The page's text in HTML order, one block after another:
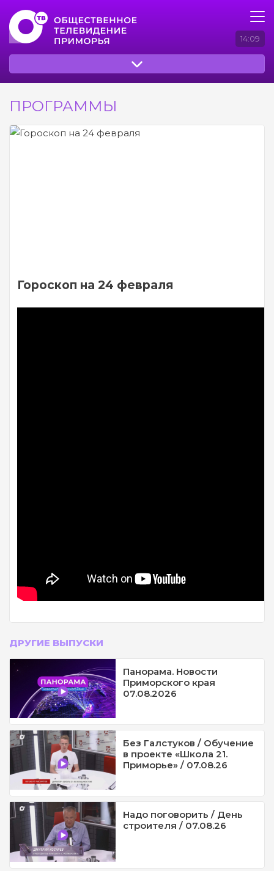
14:09
ПРОГРАММЫ
Гороскоп на 24 февраля
ДРУГИЕ ВЫПУСКИ
Панорама. Новости
Приморского края
07.08.2026
Без Галстуков / Обучение
в проекте «Школа 21.
Приморье» / 07.08.26
Надо поговорить / День
строителя / 07.08.26